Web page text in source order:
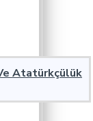
Atatürkçülük